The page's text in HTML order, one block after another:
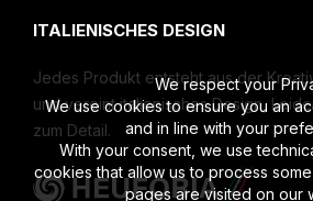
ITALIENISCHES DESIGN
Jedes Produkt entsteht aus der
und vereint italienisches Design,
zum Detail.
We respect your
We use cookies to ensure you an
and in line with your
With your consent, we use
cookies that allow us to process
pages are visited on our